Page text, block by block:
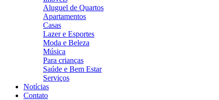
Aluguel de Quartos
Apartamentos
Casas
Lazer e Esportes
Moda e Beleza
Música
Para crianças
Saúde e Bem Estar
Serviços
Notícias
Contato